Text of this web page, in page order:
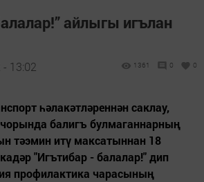
айлыгы игълан
13:02 1361 0 0
һәлакәтләреннән саклау,
балигъ булмаганнарның
тәэмин итү максатыннан 18
"Игътибар - балалар!" дип
профилактика чарасының